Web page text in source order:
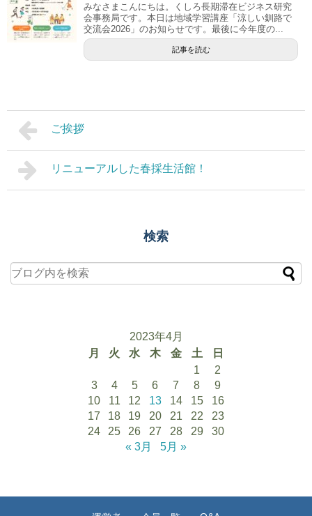
みなさまこんにちは。くしろ長期滞在ビジネス研究
会事務局です。本日は地域学習講座「涼しい釧路で
交流会2026」のお知らせです。最後に今年度の...
記事を読む
ご挨拶
リニューアルした春採生活館！
検索
2023年4月
月
火 水 木 金 土
日
1
2
3
4 5 6 7 8
9
10
11 12 13 14 15
16
17
18 19 20 21 22
23
24
25 26 27 28 29
30
« 3月
5月 »